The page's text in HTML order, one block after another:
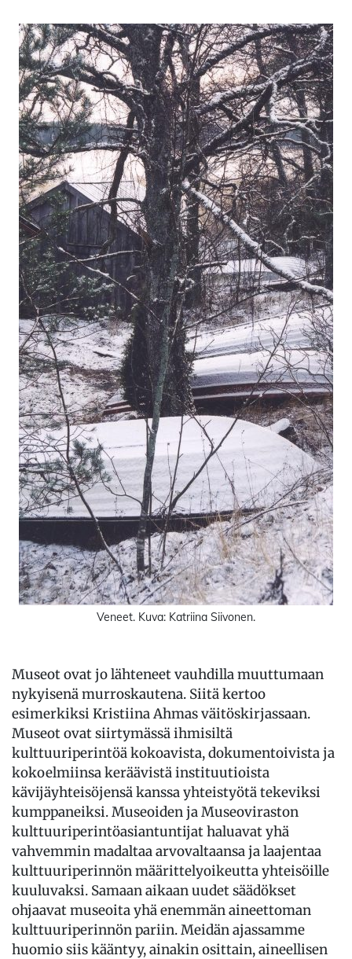
Veneet. Kuva: Katriina Siivonen.
Museot ovat jo lähteneet vauhdilla muuttumaan
nykyisenä murroskautena. Siitä kertoo
esimerkiksi Kristiina Ahmas väitöskirjassaan.
Museot ovat siirtymässä ihmisiltä
kulttuuriperintöä kokoavista, dokumentoivista ja
kokoelmiinsa keräävistä instituutioista
kävijäyhteisöjensä kanssa yhteistyötä tekeviksi
kumppaneiksi. Museoiden ja Museoviraston
kulttuuriperintöasiantuntijat haluavat yhä
vahvemmin madaltaa arvovaltaansa ja laajentaa
kulttuuriperinnön määrittelyoikeutta yhteisöille
kuuluvaksi. Samaan aikaan uudet säädökset
ohjaavat museoita yhä enemmän aineettoman
kulttuuriperinnön pariin. Meidän ajassamme
huomio siis kääntyy, ainakin osittain, aineellisen